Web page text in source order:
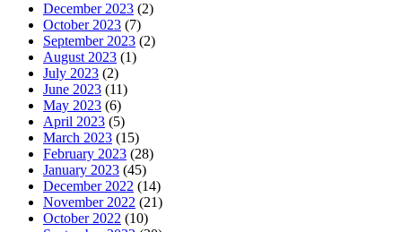
December 2023 (2)
October 2023 (7)
September 2023 (2)
August 2023 (1)
July 2023 (2)
June 2023 (11)
May 2023 (6)
April 2023 (5)
March 2023 (15)
February 2023 (28)
January 2023 (45)
December 2022 (14)
November 2022 (21)
October 2022 (10)